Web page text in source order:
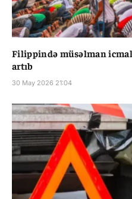
Filippində müsəlman
artıb
30 May 2026 21:04